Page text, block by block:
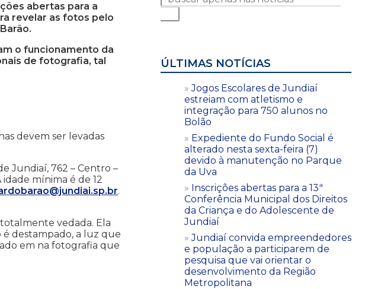
abertas para a
revelar as fotos pelo
o funcionamento da
de fotografia, tal
devem ser levadas
Jundiaí, 762 – Centro –
idade mínima é de 12
.
vedada. Ela
destampado, a luz que
em na fotografia que
ÚLTIMAS NOTÍCIAS
Jogos Escolares de Jundiaí
estreiam com atletismo e
integração para 750 alunos no
Bolão
Expediente do Fundo Social é
alterado nesta sexta-feira (7)
devido à manutenção no Parque
da Uva
Inscrições abertas para a 13ª
Conferência Municipal dos Direitos
da Criança e do Adolescente de
Jundiaí
Jundiaí convida empreendedores
e população a participarem de
pesquisa que vai orientar o
desenvolvimento da Região
Metropolitana